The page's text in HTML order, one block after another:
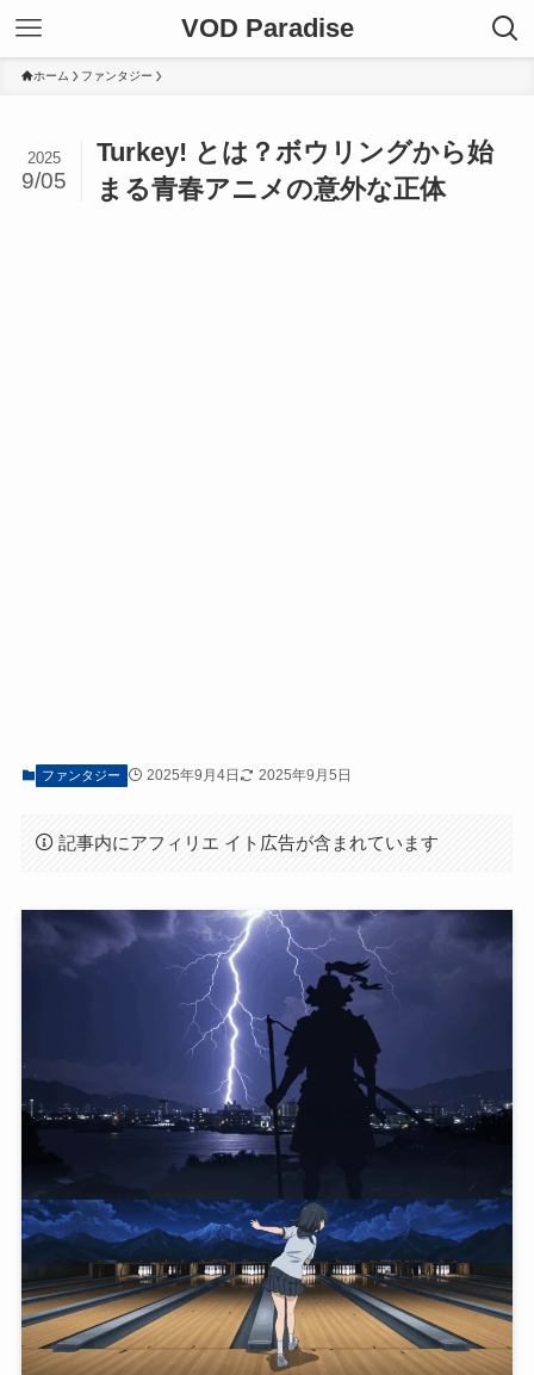
VOD Paradise
ホーム ファンタジー
Turkey! とは？ボウリングから始
まる青春アニメの意外な正体
2025
9/05
ファンタジー 2025年9月4日 2025年9月5日
記事内にアフィリエ イト広告が含まれています